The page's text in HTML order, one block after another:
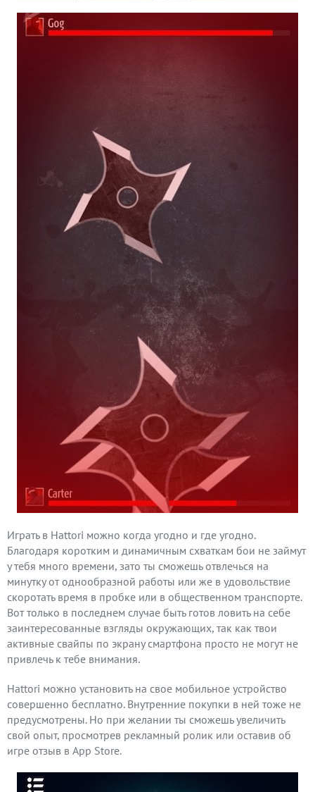
Играть в Hattori можно когда угодно и где угодно.
Благодаря коротким и динамичным схваткам бои не займут
у тебя много времени, зато ты сможешь отвлечься на
минутку от однообразной работы или же в удовольствие
скоротать время в пробке или в общественном транспорте.
Вот только в последнем случае быть готов ловить на себе
заинтересованные взгляды окружающих, так как твои
активные свайпы по экрану смартфона просто не могут не
привлечь к тебе внимания.
Hattori можно установить на свое мобильное устройство
совершенно бесплатно. Внутренние покупки в ней тоже не
предусмотрены. Но при желании ты сможешь увеличить
свой опыт, просмотрев рекламный ролик или оставив об
игре отзыв в App Store.